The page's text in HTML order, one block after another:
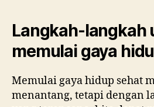
Langkah-langkah
memulai gaya
Memulai gaya hidup sehat
menantang, tetapi dengan